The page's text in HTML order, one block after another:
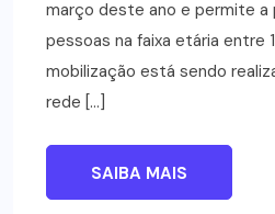
março deste ano e permite a
pessoas na faixa etária entre
mobilização está sendo
rede […]
SAIBA MAIS